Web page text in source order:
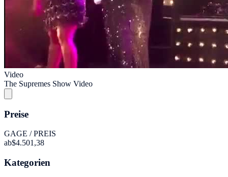
Video
The Supremes Show Video
Preise
GAGE / PREIS
ab$4.501,38
Kategorien